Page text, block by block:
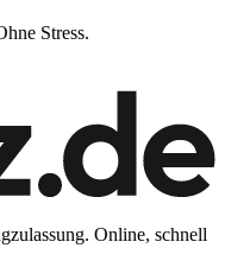
Stress.
Online, schnell